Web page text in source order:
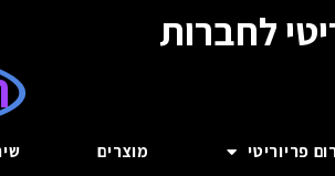
לחברות
פריוריטי מוצרים